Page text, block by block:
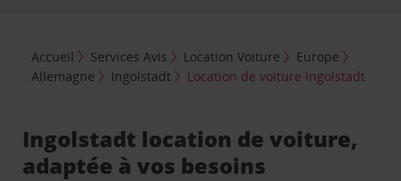
Accueil Services Avis Location Voiture
Europe
Allemagne
Ingolstadt Location de voiture Ingolstadt
Ingolstadt location de voiture,
adaptée à vos besoins